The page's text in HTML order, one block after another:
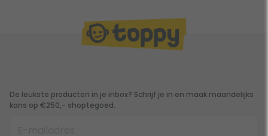
De leukste producten in je inbox? Schrijf je in en maak maandelijks
kans op €250,- shoptegoed.